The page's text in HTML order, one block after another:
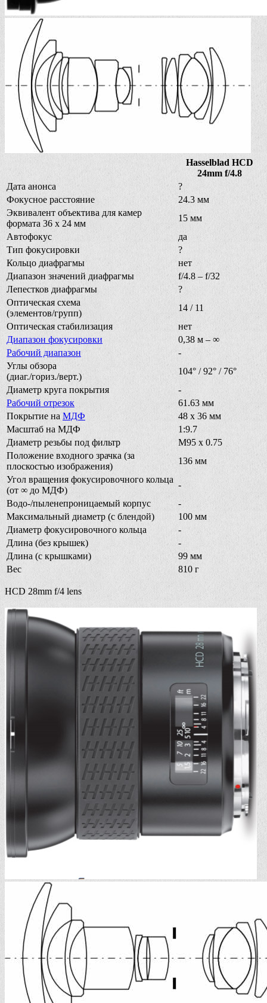
Hasselblad HCD
24mm f/4.8
Дата анонса
?
Фокусное расстояние
24.3 мм
Эквивалент объектива для камер
формата 36 х 24 мм
15 мм
Автофокус
да
Тип фокусировки
?
Кольцо диафрагмы
нет
Диапазон значений диафрагмы
f/4.8 – f/32
Лепестков диафрагмы
?
Оптическая схема
(элементов/групп)
14 / 11
Оптическая стабилизация
нет
Диапазон фокусировки
0,38 м – ∞
Рабочий диапазон
-
Углы обзора
(диаг./гориз./верт.)
104° / 92° / 76°
Диаметр круга покрытия
-
Рабочий отрезок
61.63 мм
Покрытие на МДФ
48 x 36 мм
Масштаб на МДФ
1:9.7
Диаметр резьбы под фильтр
M95 x 0.75
Положение входного зрачка (за
плоскостью изображения)
136 мм
Угол вращения фокусировочного кольца
(от ∞ до МДФ)
-
Водо-/пыленепроницаемый корпус
-
Максимальный диаметр (с блендой)
100 мм
Диаметр фокусировочного кольца
-
Длина (без крышек)
-
Длина (с крышками)
99 мм
Вес
810 г
HCD 28mm f/4 lens